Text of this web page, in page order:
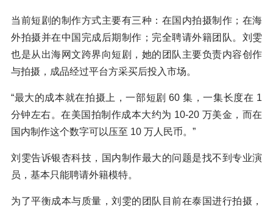
当前短剧的制作方式主要有三种：在国内拍摄制作；在海
外拍摄并在中国完成后期制作；完全聘请外籍团队。刘雯
也是从出海网文跨界向短剧，她的团队主要负责内容创作
与拍摄，成品经过平台方采买后投入市场。
“最大的成本就在拍摄上，一部短剧 60 集，一集长度在 1
分钟左右。在美国拍制作成本大约为 10-20 万美金，而在
国内制作这个数字可以压至 10 万人民币。”
刘雯告诉银杏科技，国内制作最大的问题是找不到专业演
员，基本只能聘请外籍模特。
为了平衡成本与质量，刘雯的团队目前在泰国进行拍摄，